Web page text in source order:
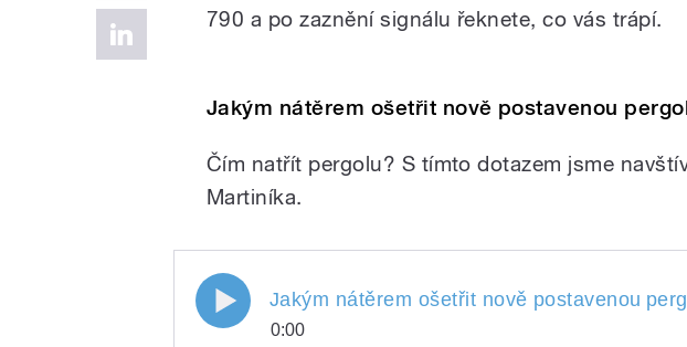
790 a po zaznění signálu řeknete, co vás trápí.
Jakým nátěrem ošetřit nově postavenou
Čím natřít pergolu? S tímto dotazem jsme
Martiníka.
Jakým nátěrem ošetřit nově postavenou
0:00